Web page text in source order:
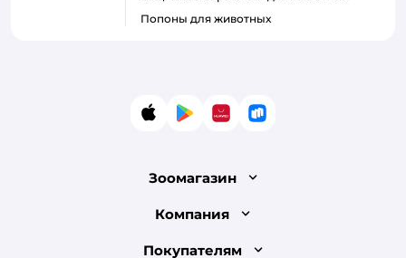
Попоны для животных
App StoreGoogle Play
AppGallery
RuStore
Зоомагазин
Лицензия
Компания
О компании
Покупателям